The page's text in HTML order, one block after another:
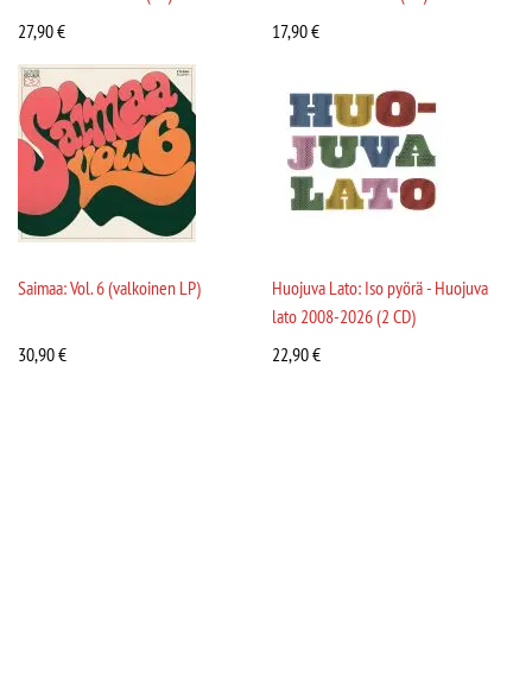
27,90€
17,90€
Saimaa: Vol. 6 (valkoinen LP)
30,90€
Huojuva Lato: Iso pyörä - Huojuva
lato 2008-2026 (2 CD)
22,90€